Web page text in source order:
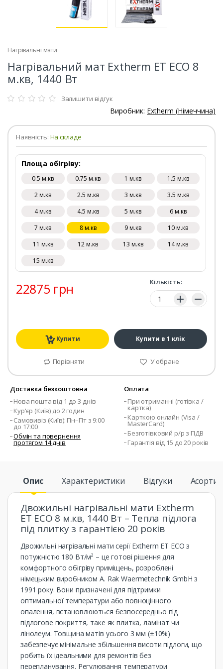
Нагрівальні мати
Нагрівальний мат Extherm ET ECO 8
м.кв, 1440 Вт
Залишити відгук
Виробник: Extherm (Німеччина)
Наявність: На складе
Площа обігріву:
0.5 м.кв 0.75 м.кв 1 м.кв
1.5 м.кв
2 м.кв
2.5 м.кв 3 м.кв
3.5 м.кв
4 м.кв
4.5 м.кв 5 м.кв
6 м.кв
7 м.кв
8 м.кв 9 м.кв
10 м.кв
11 м.кв
12 м.кв 13 м.кв
14 м.кв
15 м.кв
22875 грн Кількість:
Кількість:
Купити Купити в 1 клік
Порівняти У обране
Доставка безкоштовна
Нова пошта від 1 до 3 днів
Кур'єр (Київ) до 2 годин
Самовивіз (Київ): Пн–Пт з 9:00
до 17:00
Обмін та повернення
протягом 14 днів
Оплата
При отриманні (готівка /
картка)
Карткою онлайн (Visa /
MasterCard)
Безготівковий р/р з ПДВ
Гарантія від 15 до 20 років
Опис Характеристики Відгуки
Двожильні нагрівальні мати Extherm
ET ECO 8 м.кв, 1440 Вт – Тепла підлога
під плитку з гарантією 20 років
Двожильні нагрівальні мати серії Extherm ET ECO з
потужністю 180 Вт/м² – це готові рішення для
комфортного обігріву приміщень, розроблені
німецьким виробником A. Rak Waermetechnik GmbH з
1991 року. Вони призначені для підтримки
оптимальної температури або повноцінного
опалення, встановлюються безпосередньо під
підлогове покриття, таке як плитка, ламінат чи
лінолеум. Товщина матів усього 3 мм (±10%)
забезпечує мінімальне збільшення висоти підлоги, що
робить їх ідеальними для ремонтів без
перепланування. Регулювання температури